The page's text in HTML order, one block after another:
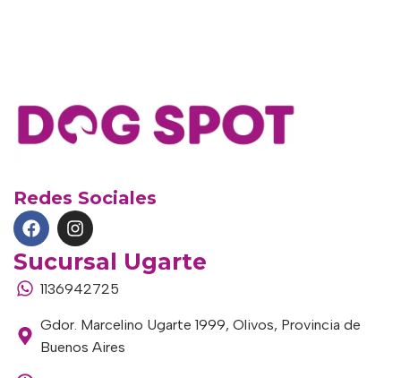
Redes Sociales
Sucursal Ugarte
1136942725
Gdor. Marcelino Ugarte 1999, Olivos, Provincia de
Buenos Aires